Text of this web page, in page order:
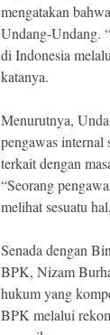
mengatakan
Undang-Undang.
di Indonesia
katanya.
Menurutnya,
pengawas internal
terkait dengan
“Seorang
melihat sesuatu
Senada dengan
BPK, Nizam
hukum yang
BPK melalui